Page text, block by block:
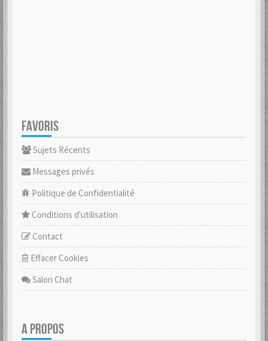
FAVORIS
Sujets Récents
Messages privés
Politique de Confidentialité
Conditions d'utilisation
Contact
Effacer Cookies
Salon Chat
A PROPOS